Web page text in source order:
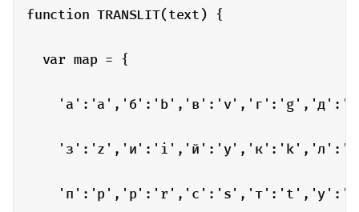
function TRANSLIT(text) {
  var map = {